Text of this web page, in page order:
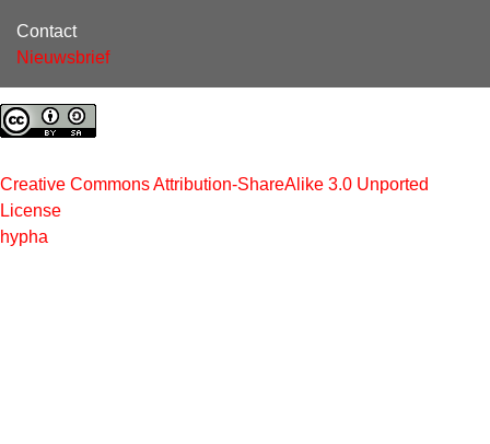
Contact
Nieuwsbrief
Creative Commons Attribution-ShareAlike 3.0 Unported
License
hypha